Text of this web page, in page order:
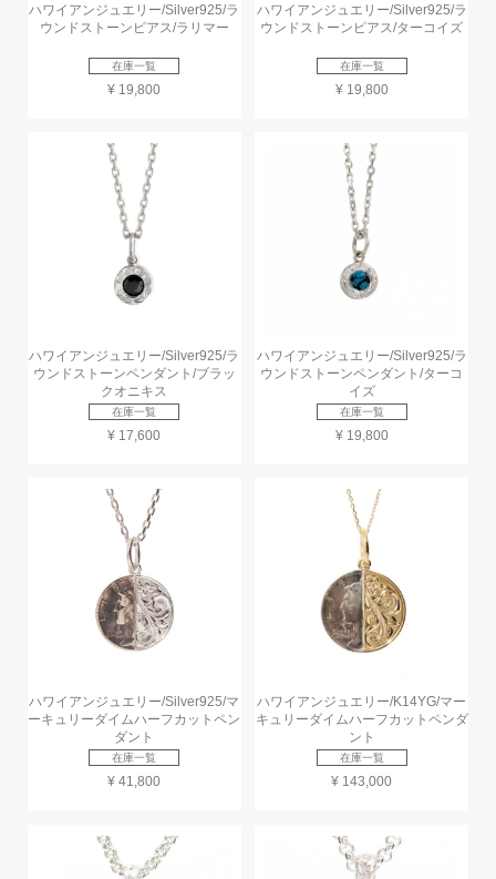
ハワイアンジュエリー/Silver925/ラ
ウンドストーンピアス/ラリマー
在庫一覧
¥ 19,800
ハワイアンジュエリー/Silver925/ラ
ウンドストーンピアス/ターコイズ
在庫一覧
¥ 19,800
ハワイアンジュエリー/Silver925/ラ
ウンドストーンペンダント/ブラッ
クオニキス
在庫一覧
¥ 17,600
ハワイアンジュエリー/Silver925/ラ
ウンドストーンペンダント/ターコ
イズ
在庫一覧
¥ 19,800
ハワイアンジュエリー/Silver925/マ
ーキュリーダイムハーフカットペン
ダント
在庫一覧
¥ 41,800
ハワイアンジュエリー/K14YG/マー
キュリーダイムハーフカットペンダ
ント
在庫一覧
¥ 143,000